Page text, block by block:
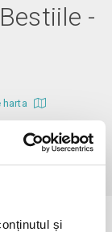
și
-
harta
de a va prezenta